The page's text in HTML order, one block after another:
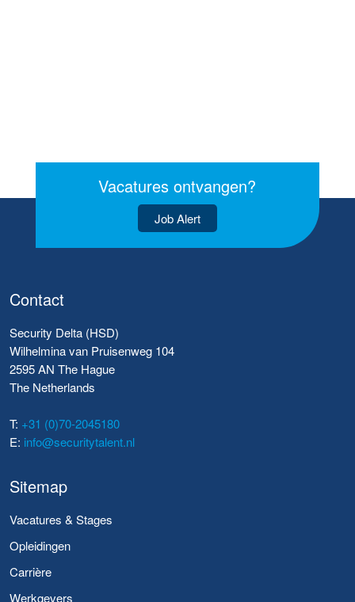
Vacatures ontvangen?
Job Alert
Contact
Security Delta (HSD)
Wilhelmina van Pruisenweg 104
2595 AN The Hague
The Netherlands
T: +31 (0)70-2045180
E: info@securitytalent.nl
Sitemap
Vacatures & Stages
Opleidingen
Carrière
Werkgevers